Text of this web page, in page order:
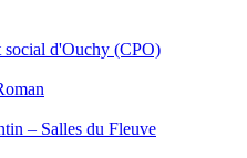
social d'Ouchy (CPO)
– Salles du Fleuve